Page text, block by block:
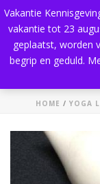
HOME / YOGA
Vakantie
vakantie tot 23
geplaatst, worden
begrip en geduld.